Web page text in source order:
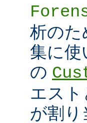
析のた
集に使
の
エス
が割り